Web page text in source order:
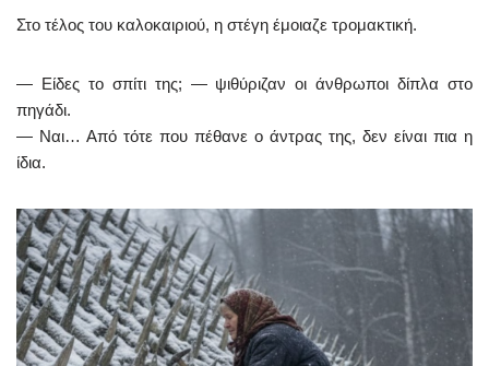
Στο τέλος του καλοκαιριού, η στέγη έμοιαζε τρομακτική.
— Είδες το σπίτι της; — ψιθύριζαν οι άνθρωποι δίπλα στο
πηγάδι.
— Ναι… Από τότε που πέθανε ο άντρας της, δεν είναι πια η
ίδια.